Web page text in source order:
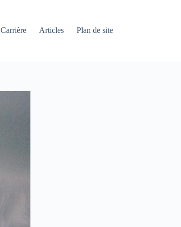
Carrière Articles Plan de site